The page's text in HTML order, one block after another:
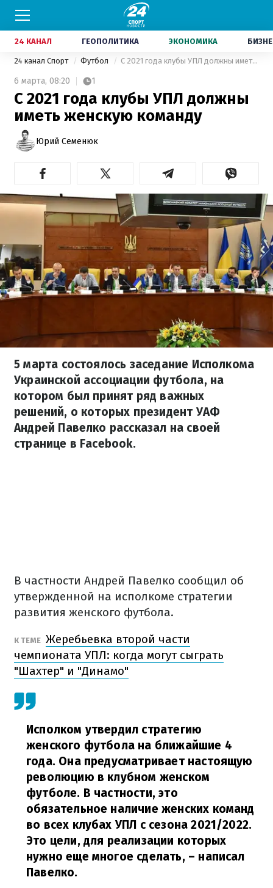
24 КАНАЛ ГЕОПОЛИТИКА ЭКОНОМИКА
24 канал Спорт Футбол С 2021 года клубы УПЛ должны иметь женскую команду
6 марта, 08:20 1
С 2021 года клубы УПЛ должны
иметь женскую команду
Юрий Семенюк
5 марта состоялось заседание Исполкома
Украинской ассоциации футбола, на
котором был принят ряд важных
решений, о которых президент УАФ
Андрей Павелко рассказал на своей
странице в Facebook.
В частности Андрей Павелко сообщил об
утвержденной на исполкоме стратегии
развития женского футбола.
К ТЕМЕ Жеребьевка второй части
чемпионата УПЛ: когда могут сыграть
"Шахтер" и "Динамо"
Исполком утвердил стратегию
женского футбола на ближайшие 4
года. Она предусматривает настоящую
революцию в клубном женском
футболе. В частности, это
обязательное наличие женских команд
во всех клубах УПЛ c сезона 2021/2022.
Это цели, для реализации которых
нужно еще многое сделать, – написал
Павелко.